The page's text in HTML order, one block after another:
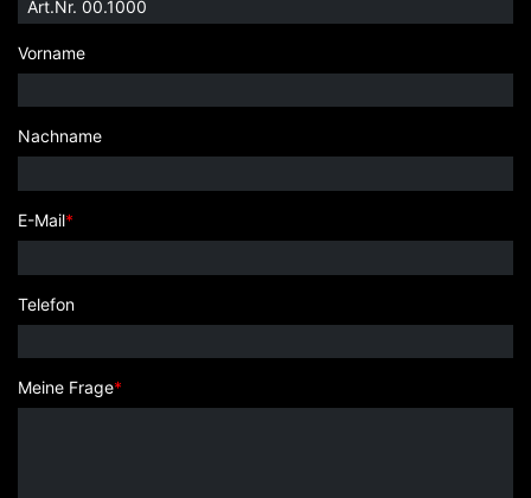
Vorname
Nachname
E-Mail*
Telefon
Meine Frage*